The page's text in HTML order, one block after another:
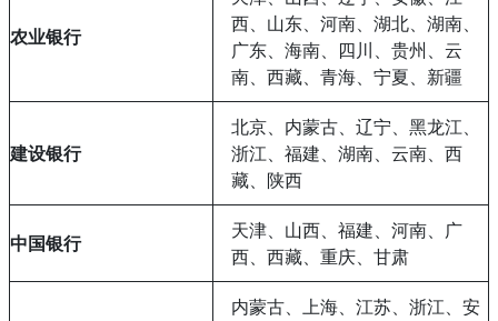
农业银行
西、山东、河南、湖北、湖南、
广东、海南、四川、贵州、云
南、西藏、青海、宁夏、新疆
建设银行
北京、内蒙古、辽宁、黑龙江、
浙江、福建、湖南、云南、西
藏、陕西
中国银行
天津、山西、福建、河南、广
西、西藏、重庆、甘肃
内蒙古、上海、江苏、浙江、安